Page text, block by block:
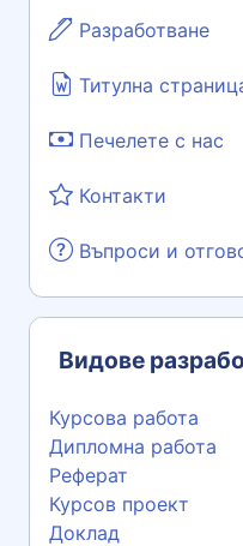
Разработване
Титулна
Печелете с нас
Контакти
Въпроси и
Видове
Курсова работа
Дипломна работа
Реферат
Курсов проект
Доклад